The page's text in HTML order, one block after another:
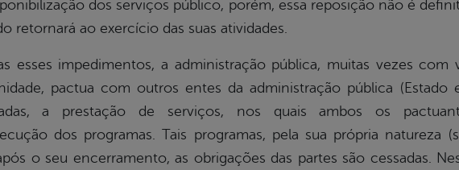
dos serviços público, porém, essa reposição não é
retornará ao exercício das suas atividades.
impedimentos, a administração pública, muitas vezes com
pactua com outros entes da administração pública (Estado
a prestação de serviços, nos quais ambos os
dos programas. Tais programas, pela sua própria natureza
o seu encerramento, as obrigações das partes são cessadas.